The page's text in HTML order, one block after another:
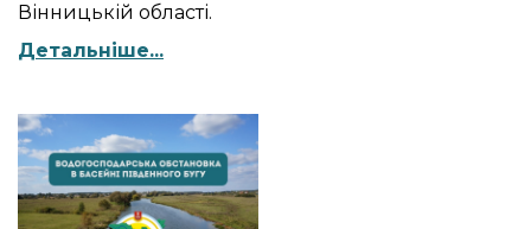
Вінницькій області.
Детальніше...